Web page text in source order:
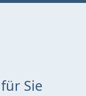
Sie